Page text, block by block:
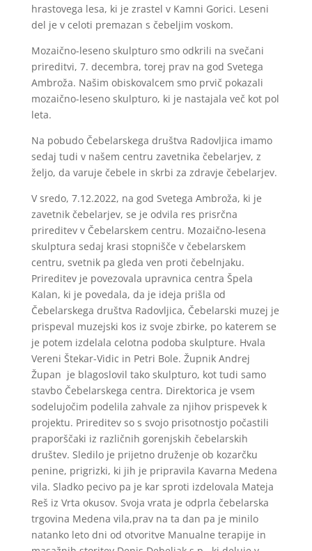
hrastovega lesa, ki je zrastel v Kamni Gorici. Leseni
del je v celoti premazan s čebeljim voskom.
Mozaično-leseno skulpturo smo odkrili na svečani
prireditvi, 7. decembra, torej prav na god Svetega
Ambroža. Našim obiskovalcem smo prvič pokazali
mozaično-leseno skulpturo, ki je nastajala več kot pol
leta.
Na pobudo Čebelarskega društva Radovljica imamo
sedaj tudi v našem centru zavetnika čebelarjev, z
željo, da varuje čebele in skrbi za zdravje čebelarjev.
V sredo, 7.12.2022, na god Svetega Ambroža, ki je
zavetnik čebelarjev, se je odvila res prisrčna
prireditev v Čebelarskem centru. Mozaično-lesena
skulptura sedaj krasi stopnišče v čebelarskem
centru, svetnik pa gleda ven proti čebelnjaku.
Prireditev je povezovala upravnica centra Špela
Kalan, ki je povedala, da je ideja prišla od
Čebelarskega društva Radovljica, Čebelarski muzej je
prispeval muzejski kos iz svoje zbirke, po katerem se
je potem izdelala celotna podoba skulpture. Hvala
Vereni Štekar-Vidic in Petri Bole. Župnik Andrej
Župan je blagoslovil tako skulpturo, kot tudi samo
stavbo Čebelarskega centra. Direktorica je vsem
sodelujočim podelila zahvale za njihov prispevek k
projektu. Prireditev so s svojo prisotnostjo počastili
praporščaki iz različnih gorenjskih čebelarskih
društev. Sledilo je prijetno druženje ob kozarčku
penine, prigrizki, ki jih je pripravila Kavarna Medena
vila. Sladko pecivo pa je kar sproti izdelovala Mateja
Reš iz Vrta okusov. Svoja vrata je odprla čebelarska
trgovina Medena vila,prav na ta dan pa je minilo
natanko leto dni od otvoritve Manualne terapije in